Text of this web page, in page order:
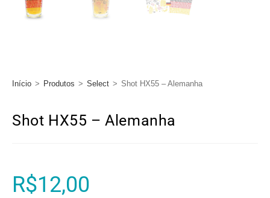
Início > Produtos > Select > Shot HX55 – Alemanha
Shot HX55 – Alemanha
R$12,00